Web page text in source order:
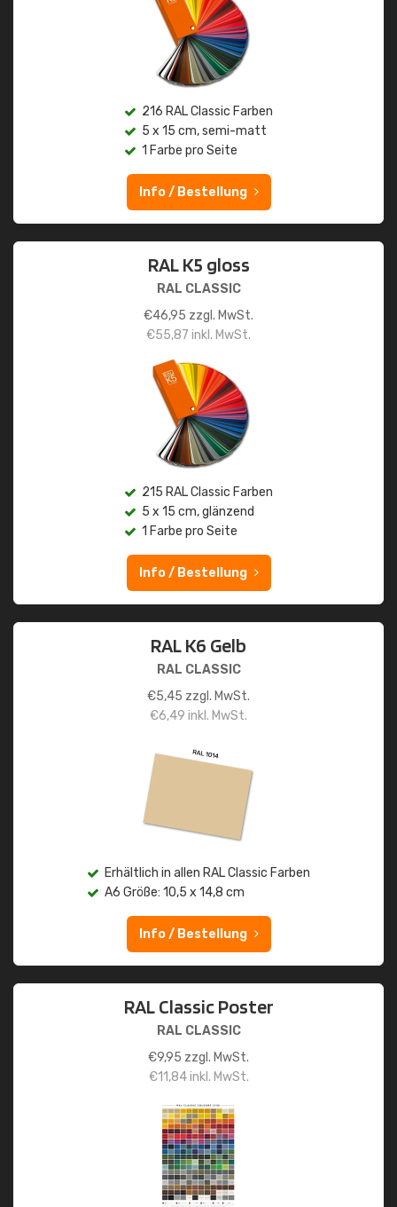
216 RAL Classic Farben
5 x 15 cm, semi-matt
1 Farbe pro Seite
Info / Bestellung
RAL K5 gloss
RAL CLASSIC
€46,95 zzgl. MwSt.
€55,87 inkl. MwSt.
215 RAL Classic Farben
5 x 15 cm, glänzend
1 Farbe pro Seite
Info / Bestellung
RAL K6 Gelb
RAL CLASSIC
€5,45 zzgl. MwSt.
€6,49 inkl. MwSt.
Erhältlich in allen RAL Classic Farben
A6 Größe: 10,5 x 14,8 cm
Info / Bestellung
RAL Classic Poster
RAL CLASSIC
€9,95 zzgl. MwSt.
€11,84inkl. MwSt.